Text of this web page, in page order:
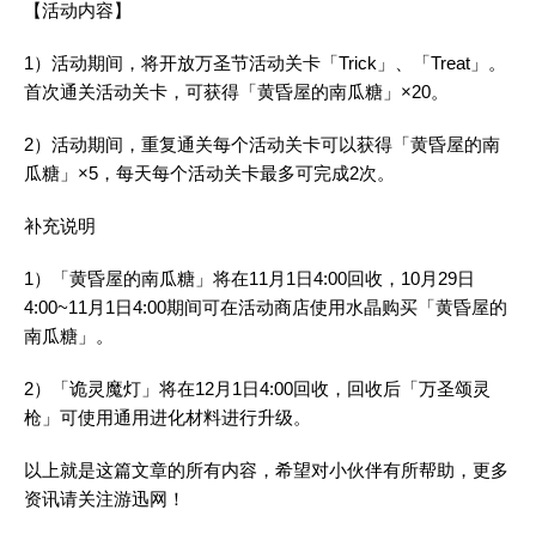
【活动内容】
1）活动期间，将开放万圣节活动关卡「Trick」、「Treat」。
首次通关活动关卡，可获得「黄昏屋的南瓜糖」×20。
2）活动期间，重复通关每个活动关卡可以获得「黄昏屋的南
瓜糖」×5，每天每个活动关卡最多可完成2次。
补充说明
1）「黄昏屋的南瓜糖」将在11月1日4:00回收，10月29日
4:00~11月1日4:00期间可在活动商店使用水晶购买「黄昏屋的
南瓜糖」。
2）「诡灵魔灯」将在12月1日4:00回收，回收后「万圣颂灵
枪」可使用通用进化材料进行升级。
以上就是这篇文章的所有内容，希望对小伙伴有所帮助，更多
资讯请关注游迅网！